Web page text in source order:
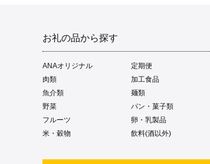
お礼の品から探す
ANAオリジナル 定期便
肉類
加工食品
魚介類
麺類
野菜
パン・菓子類
フルーツ
卵・乳製品
米・穀物
飲料(酒以外)